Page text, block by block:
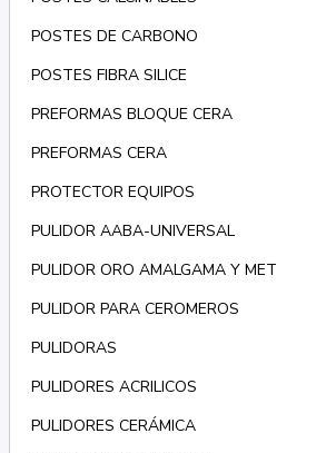
POSTES DE CARBONO
POSTES FIBRA SILICE
PREFORMAS BLOQUE CERA
PREFORMAS CERA
PROTECTOR EQUIPOS
PULIDOR AABA-UNIVERSAL
PULIDOR ORO AMALGAMA Y MET
PULIDOR PARA CEROMEROS
PULIDORAS
PULIDORES ACRILICOS
PULIDORES CERÁMICA